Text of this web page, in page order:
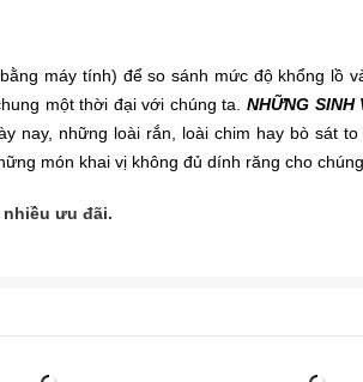
máy tính) để so sánh mức độ khổng lồ
một thời đại với chúng ta. NHỮNG SINH
nay, những loài rắn, loài chim hay bò sát
món khai vị không đủ dính răng cho
ưu đãi.